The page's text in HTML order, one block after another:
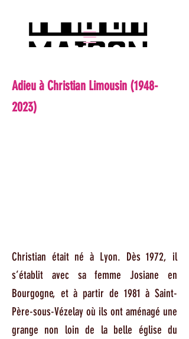
Adieu à Christian Limousin (1948-
2023)
Christian était né à Lyon. Dès 1972, il
s’établit avec sa femme Josiane en
Bourgogne, et à partir de 1981 à Saint-
Père-sous-Vézelay où ils ont aménagé une
grange non loin de la belle église du